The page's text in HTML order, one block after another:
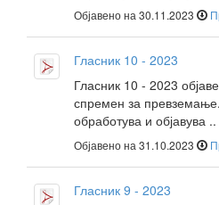
Објавено на 30.11.2023
Гласник 10 - 2023
Гласник 10 - 2023
спремен за
обработува и објавува ..
Објавено на 31.10.2023
Гласник 9 - 2023